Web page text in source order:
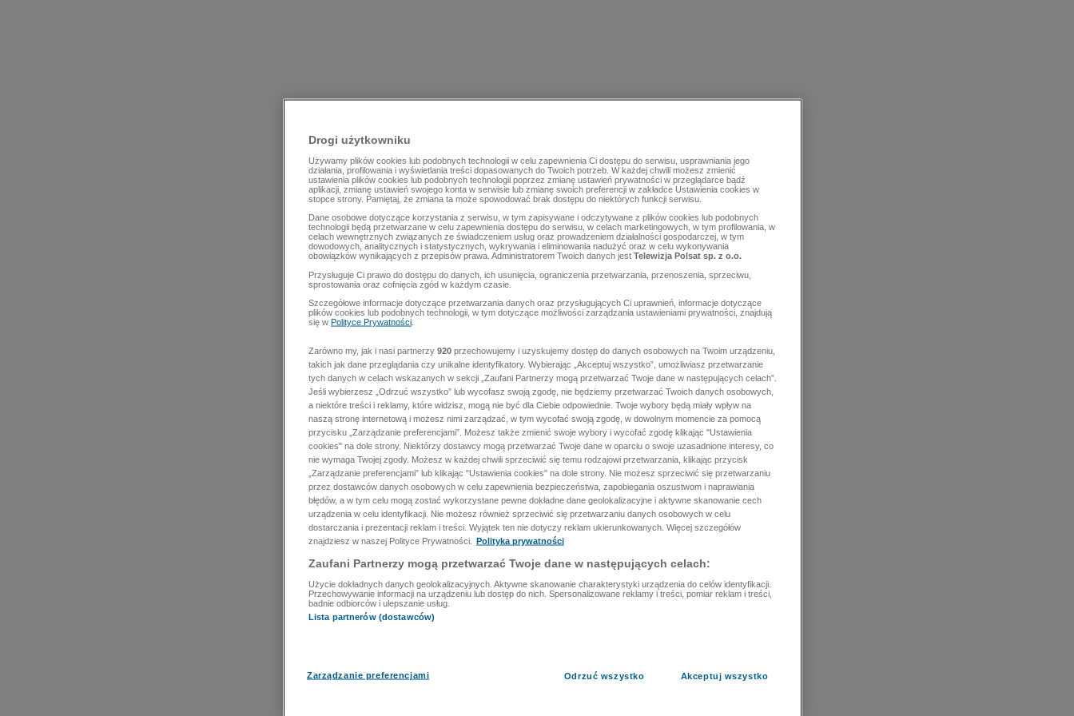
Drogi użytkowniku
Używamy plików cookies lub podobnych technologii w celu zapewnienia Ci dostępu do serwisu, usprawniania jego
działania, profilowania i wyświetlania treści dopasowanych do Twoich potrzeb. W każdej chwili możesz zmienić
ustawienia plików cookies lub podobnych technologii poprzez zmianę ustawień prywatności w przeglądarce bądź
aplikacji, zmianę ustawień swojego konta w serwisie lub zmianę swoich preferencji w zakładce Ustawienia cookies w
stopce strony. Pamiętaj, że zmiana ta może spowodować brak dostępu do niektórych funkcji serwisu.
Dane osobowe dotyczące korzystania z serwisu, w tym zapisywane i odczytywane z plików cookies lub podobnych
technologii będą przetwarzane w celu zapewnienia dostępu do serwisu, w celach marketingowych, w tym profilowania, w
celach wewnętrznych związanych ze świadczeniem usług oraz prowadzeniem działalności gospodarczej, w tym
dowodowych, analitycznych i statystycznych, wykrywania i eliminowania nadużyć oraz w celu wykonywania
obowiązków wynikających z przepisów prawa. Administratorem Twoich danych jest Telewizja Polsat sp. z o.o.
Przysługuje Ci prawo do dostępu do danych, ich usunięcia, ograniczenia przetwarzania, przenoszenia, sprzeciwu,
sprostowania oraz cofnięcia zgód w każdym czasie.
Szczegółowe informacje dotyczące przetwarzania danych oraz przysługujących Ci uprawnień, informacje dotyczące
plików cookies lub podobnych technologii, w tym dotyczące możliwości zarządzania ustawieniami prywatności, znajdują
się w Polityce Prywatności
Zarówno my, jak i nasi partnerzy 920 przechowujemy i uzyskujemy dostęp do danych osobowych na Twoim urządzeniu,
takich jak dane przeglądania czy unikalne identyfikatory. Wybierając „Akceptuj wszystko”, umożliwiasz przetwarzanie
tych danych w celach wskazanych w sekcji „Zaufani Partnerzy mogą przetwarzać Twoje dane w następujących celach”.
Jeśli wybierzesz „Odrzuć wszystko” lub wycofasz swoją zgodę, nie będziemy przetwarzać Twoich danych osobowych,
a niektóre treści i reklamy, które widzisz, mogą nie być dla Ciebie odpowiednie. Twoje wybory będą miały wpływ na
naszą stronę internetową i możesz nimi zarządzać, w tym wycofać swoją zgodę, w dowolnym momencie za pomocą
przycisku „Zarządzanie preferencjami”. Możesz także zmienić swoje wybory i wycofać zgodę klikając "Ustawienia
cookies" na dole strony. Niektórzy dostawcy mogą przetwarzać Twoje dane w oparciu o swoje uzasadnione interesy, co
nie wymaga Twojej zgody. Możesz w każdej chwili sprzeciwić się temu rodzajowi przetwarzania, klikając przycisk
„Zarządzanie preferencjami” lub klikając "Ustawienia cookies" na dole strony. Nie możesz sprzeciwić się przetwarzaniu
przez dostawców danych osobowych w celu zapewnienia bezpieczeństwa, zapobiegania oszustwom i naprawiania
błędów, a w tym celu mogą zostać wykorzystane pewne dokładne dane geolokalizacyjne i aktywne skanowanie cech
urządzenia w celu identyfikacji. Nie możesz również sprzeciwić się przetwarzaniu danych osobowych w celu
dostarczania i prezentacji reklam i treści. Wyjątek ten nie dotyczy reklam ukierunkowanych. Więcej szczegółów
znajdziesz w naszej Polityce Prywatności.
Polityka prywatności
Zaufani Partnerzy mogą przetwarzać Twoje dane w następujących celach:
Użycie dokładnych danych geolokalizacyjnych. Aktywne skanowanie charakterystyki urządzenia do celów identyfikacji.
Przechowywanie informacji na urządzeniu lub dostęp do nich. Spersonalizowane reklamy i treści, pomiar reklam i treści,
badnie odbiorców i ulepszanie usług.
Lista partnerów (dostawców)
Zarządzanie preferencjami Odrzuć wszystko Akceptuj wszystko